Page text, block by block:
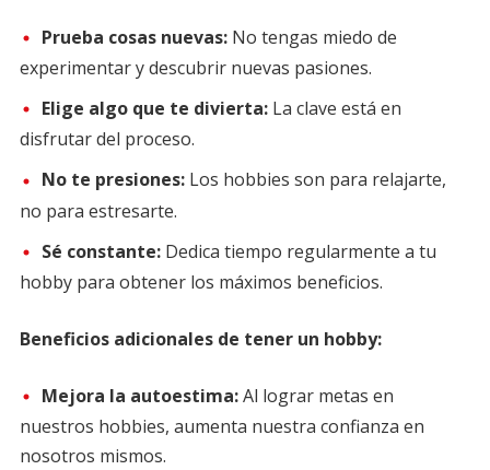
Prueba cosas nuevas:No tengas miedo de
experimentar y descubrir nuevas pasiones.
Elige algo que te divierta:La clave está en
disfrutar del proceso.
No te presiones:Los hobbies son para relajarte,
no para estresarte.
Sé constante:Dedica tiempo regularmente a tu
hobby para obtener los máximos beneficios.
Beneficios adicionales de tener un hobby:
Mejora la autoestima:Al lograr metas en
nuestros hobbies, aumenta nuestra confianza en
nosotros mismos.